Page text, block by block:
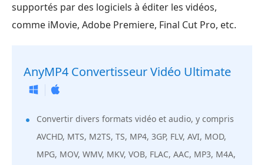
supportés par des logiciels à éditer les vidéos,
comme iMovie, Adobe Premiere, Final Cut Pro, etc.
AnyMP4 Convertisseur Vidéo Ultimate
Convertir divers formats vidéo et audio, y compris
AVCHD, MTS, M2TS, TS, MP4, 3GP, FLV, AVI, MOD,
MPG, MOV, WMV, MKV, VOB, FLAC, AAC, MP3, M4A,